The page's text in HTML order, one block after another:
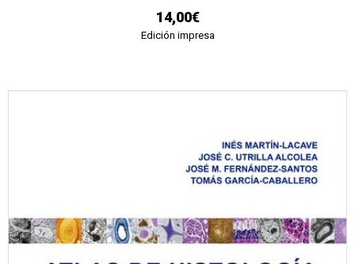
14,00€
Edición impresa